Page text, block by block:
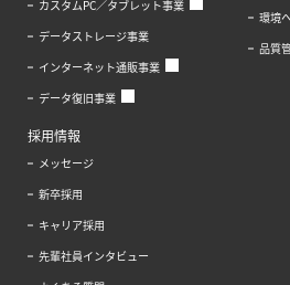
カスタムPC／タブレット事業
データストレージ事業
インターネット通販事業
データ復旧事業
環境
品質
採用情報
メッセージ
新卒採用
キャリア採用
先輩社員インタビュー